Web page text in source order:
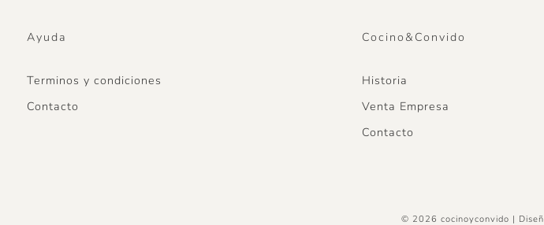
Ayuda
Terminos y condiciones
Contacto
Cocino&Convido
Historia
Venta Empresa
Contacto
© 2026 cocinoyconvido |